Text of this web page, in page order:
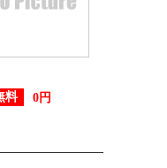
料 0円